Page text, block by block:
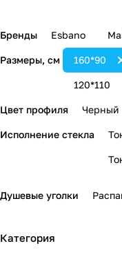
Бренды Esbano
Размеры, см
120*110
160*90
Цвет профиля Черный
Исполнение стекла
Душевые уголки
Категория